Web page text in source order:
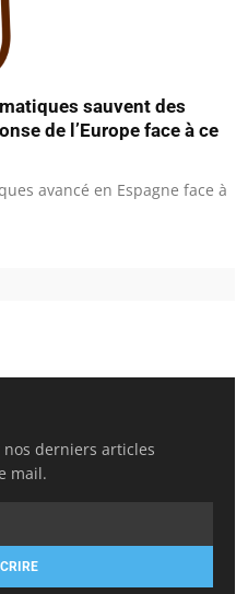
sauvent des
de l’Europe face à ce
avancé en Espagne face à
derniers articles
mail.